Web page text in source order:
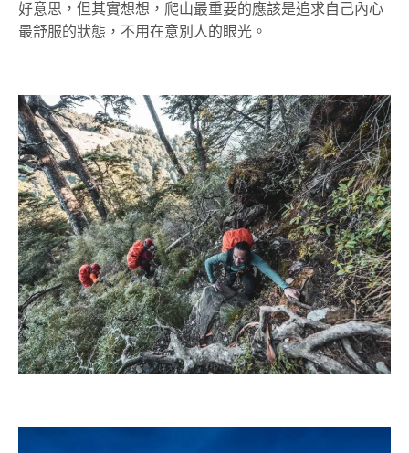
好意思，但其實想想，爬山最重要的應該是追求自己內心
最舒服的狀態，不用在意別人的眼光。